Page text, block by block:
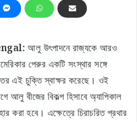
আলু উৎপাদনে রাজ্যকে আরও
পেরুর একটি সংস্থার সঙ্গে
এই চুক্তি স্বাক্ষর করেছে। ওই
আলু বীজের বিকল্প হিসাবে অ্যাপিকাল
করা হবে। এক্ষেত্রে চিরাচরিত প্রথার